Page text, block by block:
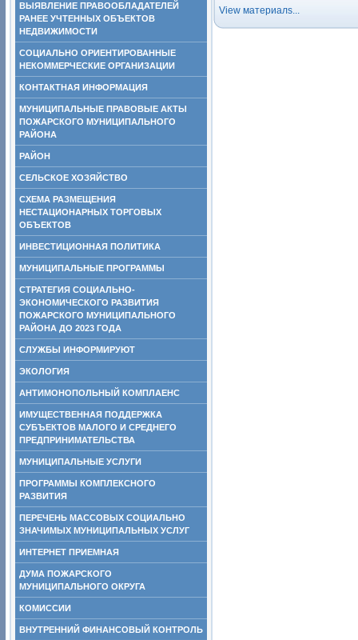
ВЫЯВЛЕНИЕ ПРАВООБЛАДАТЕЛЕЙ
РАНЕЕ УЧТЕННЫХ ОБЪЕКТОВ
НЕДВИЖИМОСТИ
СОЦИАЛЬНО ОРИЕНТИРОВАННЫЕ
НЕКОММЕРЧЕСКИЕ ОРГАНИЗАЦИИ
КОНТАКТНАЯ ИНФОРМАЦИЯ
МУНИЦИПАЛЬНЫЕ ПРАВОВЫЕ АКТЫ
ПОЖАРСКОГО МУНИЦИПАЛЬНОГО
РАЙОНА
РАЙОН
СЕЛЬСКОЕ ХОЗЯЙСТВО
СХЕМА РАЗМЕЩЕНИЯ
НЕСТАЦИОНАРНЫХ ТОРГОВЫХ
ОБЪЕКТОВ
ИНВЕСТИЦИОННАЯ ПОЛИТИКА
МУНИЦИПАЛЬНЫЕ ПРОГРАММЫ
СТРАТЕГИЯ СОЦИАЛЬНО-
ЭКОНОМИЧЕСКОГО РАЗВИТИЯ
ПОЖАРСКОГО МУНИЦИПАЛЬНОГО
РАЙОНА ДО 2023 ГОДА
СЛУЖБЫ ИНФОРМИРУЮТ
ЭКОЛОГИЯ
АНТИМОНОПОЛЬНЫЙ КОМПЛАЕНС
ИМУЩЕСТВЕННАЯ ПОДДЕРЖКА
СУБЪЕКТОВ МАЛОГО И СРЕДНЕГО
ПРЕДПРИНИМАТЕЛЬСТВА
МУНИЦИПАЛЬНЫЕ УСЛУГИ
ПРОГРАММЫ КОМПЛЕКСНОГО
РАЗВИТИЯ
ПЕРЕЧЕНЬ МАССОВЫХ СОЦИАЛЬНО
ЗНАЧИМЫХ МУНИЦИПАЛЬНЫХ УСЛУГ
ИНТЕРНЕТ ПРИЕМНАЯ
ДУМА ПОЖАРСКОГО
МУНИЦИПАЛЬНОГО ОКРУГА
КОМИССИИ
ВНУТРЕННИЙ ФИНАНСОВЫЙ КОНТРОЛЬ
View материалs...